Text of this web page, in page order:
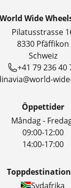
World Wide
Pilatusstrasse
8330 Pfäffikon
Schweiz
+41 79 236 40
Öppettider
Måndag -
09:00-12:00
14:00-17:00
Sydafrika